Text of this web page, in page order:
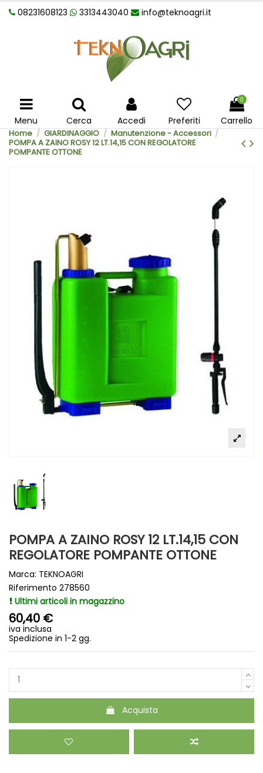
08231608123 3313443040 info@teknoagri.it
Menu Cerca Accedi Preferiti
0
Carrello
Home GIARDINAGGIO
Manutenzione - Accessori
POMPA A ZAINO ROSY 12 LT.14,15 CON REGOLATORE
POMPANTE OTTONE
POMPA A ZAINO ROSY 12 LT.14,15 CON
REGOLATORE POMPANTE OTTONE
Marca: TEKNOAGRI
Riferimento 278560
Ultimi articoli in magazzino
60,40 €
iva inclusa
Spedizione in 1-2 gg.
Acquista